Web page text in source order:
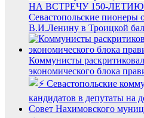
НА ВСТРЕЧУ 150-
Севастопольские пионеры
В.И.Ленину в Троицкой
Коммунисты
экономического блока